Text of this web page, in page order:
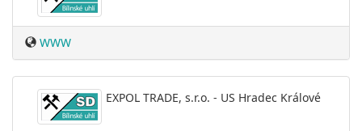
WWW
EXPOL TRADE, s.r.o. - US Hradec Králové